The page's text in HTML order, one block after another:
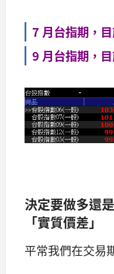
7 月台指期，
9 月台指期，
決定要做多還
「實質價差」
平常我們在交易